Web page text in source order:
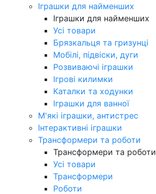
Іграшки для найменших
Іграшки для найменших
Усі товари
Брязкальця та гризунці
Мобілі, підвіски, дуги
Розвиваючі іграшки
Ігрові килимки
Каталки та ходунки
Іграшки для ванної
М'які іграшки, антистрес
Інтерактивні іграшки
Трансформери та роботи
Трансформери та роботи
Усі товари
Трансформери
Роботи